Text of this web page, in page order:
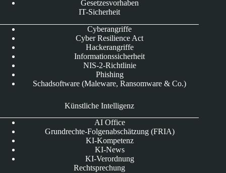
Gesetzesvorhaben
IT-Sicherheit
Cyberangriffe
Cyber Resilience Act
Hackerangriffe
Informationssicherheit
NIS-2-Richtlinie
Phishing
Schadsoftware (Maleware, Ransomware & Co.)
Künstliche Intelligenz
AI Office
Grundrechte-Folgenabschätzung (FRIA)
KI-Kompetenz
KI-News
KI-Verordnung
Rechtsprechung